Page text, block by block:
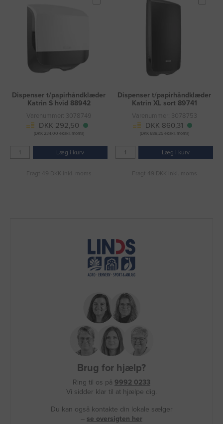
Dispenser t/papirhåndklæder
Katrin S hvid 88942
Varenummer: 3078749
DKK 292,50
(DKK 234,00 ekskl. moms)
Læg i kurv
Fragt 49 DKK inkl. moms
Dispenser t/papirhåndklæder
Katrin XL sort 89741
Varenummer: 3078753
DKK 860,31
(DKK 688,25 ekskl. moms)
Læg i kurv
Fragt 49 DKK inkl. moms
Brug for hjælp?
Ring til os på 9992 0233
Vi sidder klar til at hjælpe dig.
Du kan også kontakte din lokale sælger
– se oversigten her